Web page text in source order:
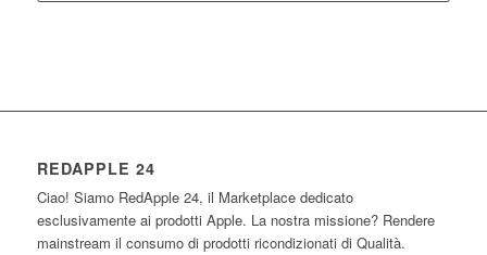
REDAPPLE 24
Ciao! Siamo RedApple 24, il Marketplace dedicato
esclusivamente ai prodotti Apple. La nostra missione? Rendere
mainstream il consumo di prodotti ricondizionati di Qualità.